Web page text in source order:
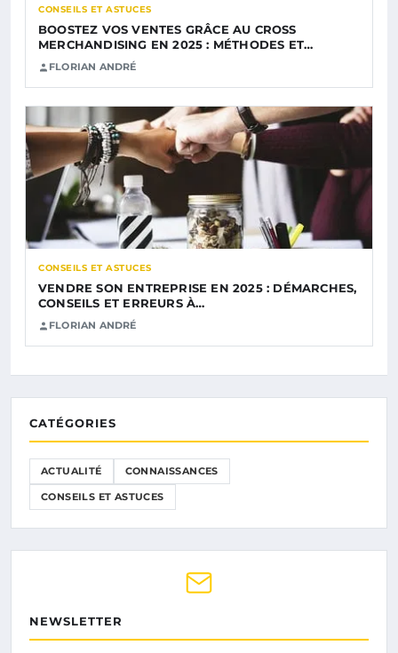
CONSEILS ET ASTUCES
BOOSTEZ VOS VENTES GRÂCE AU CROSS
MERCHANDISING EN 2025 : MÉTHODES ET…
FLORIAN ANDRÉ
CONSEILS ET ASTUCES
VENDRE SON ENTREPRISE EN 2025 : DÉMARCHES,
CONSEILS ET ERREURS À…
FLORIAN ANDRÉ
CATÉGORIES
ACTUALITÉ CONNAISSANCES
CONSEILS ET ASTUCES
NEWSLETTER